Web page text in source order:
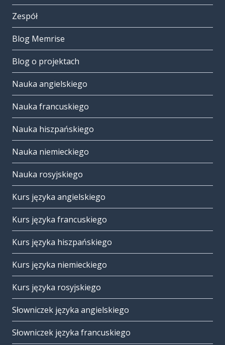
Zespół
Blog Memrise
Blog o projektach
Nauka angielskiego
Nauka francuskiego
Nauka hiszpańskiego
Nauka niemieckiego
Nauka rosyjskiego
Kurs języka angielskiego
Kurs języka francuskiego
Kurs języka hiszpańskiego
Kurs języka niemieckiego
Kurs języka rosyjskiego
Słowniczek języka angielskiego
Słowniczek języka francuskiego